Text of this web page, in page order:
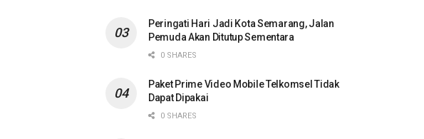
Peringati Hari Jadi Kota Semarang, Jalan
Pemuda Akan Ditutup Sementara
0 SHARES
Paket Prime Video Mobile Telkomsel Tidak
Dapat Dipakai
0 SHARES